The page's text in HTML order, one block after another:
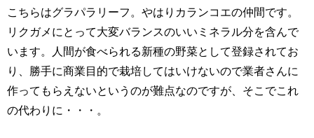
こちらはグラパラリーフ。やはりカランコエの仲間です。
リクガメにとって大変バランスのいいミネラル分を含んで
います。人間が食べられる新種の野菜として登録されてお
り、勝手に商業目的で栽培してはいけないので業者さんに
作ってもらえないというのが難点なのですが、そこでこれ
の代わりに・・・。